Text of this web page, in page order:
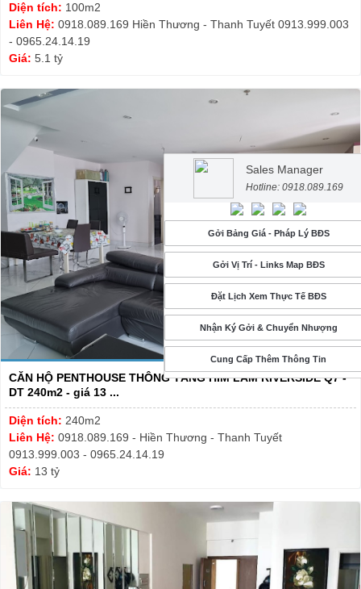
Diện tích: 100m2
Liên Hệ: 0918.089.169 Hiền Thương - Thanh Tuyết 0913.999.003
- 0965.24.14.19
Giá: 5.1 tỷ
CĂN HỘ PENTHOUSE THÔNG TẦNG HIM LAM RIVERSIDE Q7 -
DT 240m2 - giá 13 ...
Diện tích: 240m2
Liên Hệ: 0918.089.169 - Hiền Thương - Thanh Tuyết
0913.999.003 - 0965.24.14.19
Giá: 13 tỷ
Sales Manager
Hotline: 0918.089.169
Gởi Bảng Giá - Pháp Lý BĐS
Gởi Vị Trí - Links Map BĐS
Đặt Lịch Xem Thực Tế BĐS
Nhận Ký Gởi & Chuyển Nhượng
Cung Cấp Thêm Thông Tin